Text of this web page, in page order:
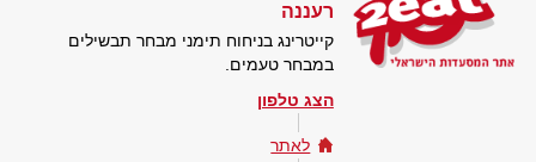
רעננה
קייטרינג בניחוח תימני מבחר תבשילים
במבחר טעמים.
הצג טלפון
לאתר